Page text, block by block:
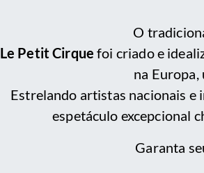
O
Le Petit Cirque foi criado e
na Europa,
Estrelando artistas nacionais
espetáculo excepcional
Garanta